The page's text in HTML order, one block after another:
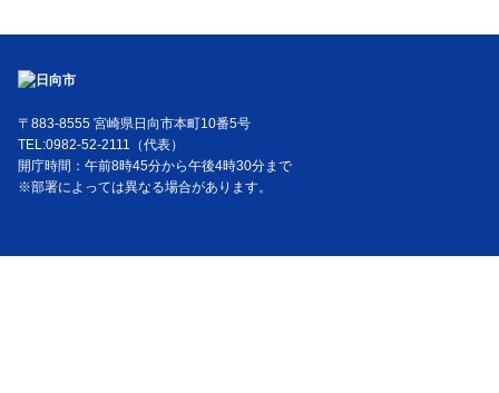
〒883-8555 宮崎県日向市本町10番5号
TEL:0982-52-2111（代表）
開庁時間：午前8時45分から午後4時30分まで
※部署によっては異なる場合があります。